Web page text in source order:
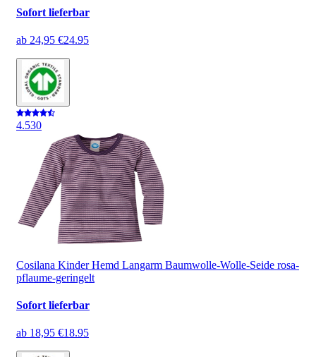
Sofort lieferbar
ab 24,95 €24.95
4.530
Cosilana Kinder Hemd Langarm Baumwolle-Wolle-Seide rosa-
pflaume-geringelt
Sofort lieferbar
ab 18,95 €18.95